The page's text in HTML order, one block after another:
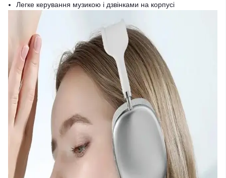
Легке керування музикою і дзвінками на корпусі